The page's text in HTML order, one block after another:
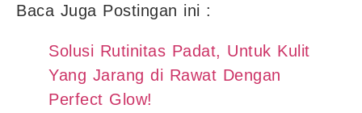
Baca Juga Postingan ini :
Solusi Rutinitas Padat, Untuk Kulit
Yang Jarang di Rawat Dengan
Perfect Glow!